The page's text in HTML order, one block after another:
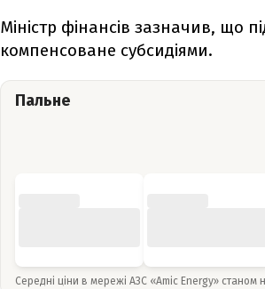
Міністр фінансів зазначив, що
компенсоване субсидіями.
Пальне
Середні ціни в мережі АЗС «Amic Energy» станом